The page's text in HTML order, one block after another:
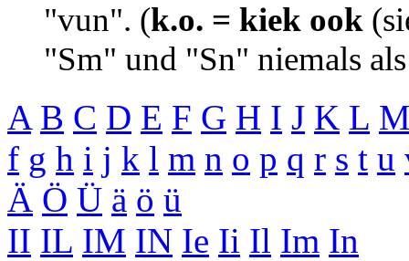
"vun". (k.o. = kiek ook
"Sm" und "Sn" niemals
A B C D E F G H I J K L
f g h i j k l m n o p q r s t u
Ä Ö Ü ä ö ü
II IL IM IN Ie Ii Il Im In